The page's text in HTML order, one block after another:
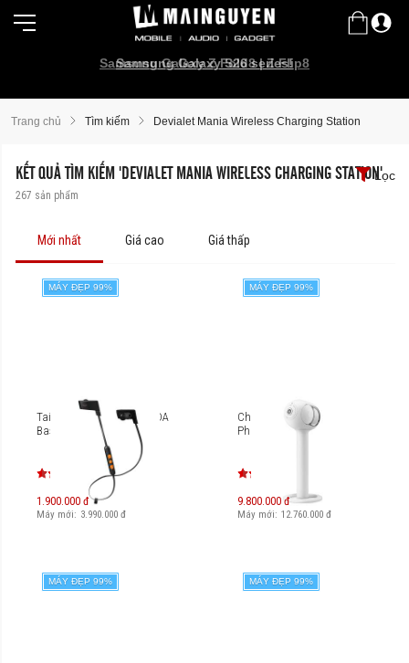
Samsung Galaxy S26 series!
Samsung Galaxy Z Fold8 | Z Flip8
Trang chủ Tìm kiếm Devialet Mania Wireless Charging Station
KẾT QUẢ TÌM KIẾM 'DEVIALET MANIA WIRELESS CHARGING STATION'
267 sản phẩm
Lọc
Mới nhất Giá cao Giá thấp
MÁY ĐẸP 99%
Tai nghe Bluetooth V-MODA
BassFit Wireless
1.900.000 đ
Máy mới: 3.990.000 đ
MÁY ĐẸP 99%
Chân gắn Devialet Tree
Phantom I
9.800.000 đ
Máy mới: 12.760.000 đ
MÁY ĐẸP 99% MÁY ĐẸP 99%